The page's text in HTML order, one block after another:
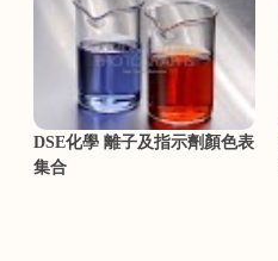
DSE化學 離子及指示劑顏色表
集合